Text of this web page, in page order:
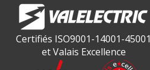
Certifiés ISO9001-14001-45001
et Valais Excellence